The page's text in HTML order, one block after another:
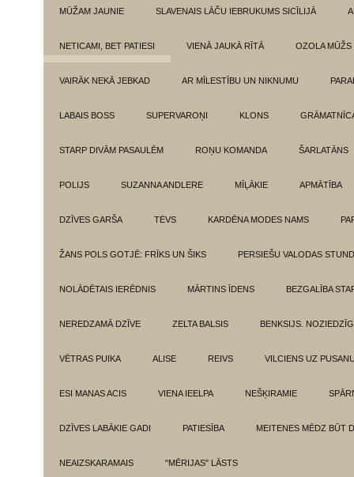
MŪŽAM JAUNIE SLAVENAIS LĀČU IEBRUKUMS SICĪLIJĀ
NETICAMI, BET PATIESI VIENĀ JAUKĀ RĪTĀ OZOLA MŪŽS
VAIRĀK NEKĀ JEBKAD AR MĪLESTĪBU UN NIKNUMU
LABAIS BOSS SUPERVAROŅI KLONS
STARP DIVĀM PASAULĒM ROŅU KOMANDA ŠARLATĀNS
POLIJS SUZANNA ANDLERE MĪĻĀKIE APMĀTĪBA
DZĪVES GARŠA TĖVS KARDĒNA MODES NAMS
ŽANS POLS GOTJĒ: FRĪKS UN ŠIKS PERSIEŠU VALODAS
NOLĀDĒTAIS IERĒDNIS MĀRTINS ĪDENS BEZGALĪBA
NEREDZAMĀ DZĪVE ZELTA BALSIS BENKSIJS.
VĒTRAS PUIKA ALISE REIVS VILCIENS UZ
ESI MANAS ACIS VIENA IEELPA NEŠĶIRAMIE
DZĪVES LABĀKIE GADI PATIESĪBA MEITENES MĒDZ BŪT
NEAIZSKARAMAIS "MĒRIJAS" LĀSTS